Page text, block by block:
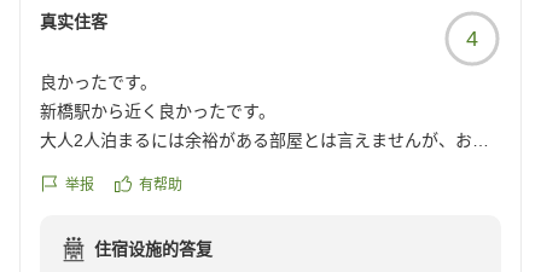
真实住客
4
良かったです。
新橋駅から近く良かったです。
大人2人泊まるには余裕がある部屋とは言えませんが、お値
また機会があれば利用したいと思います。
https://review.travel.rakuten.co.jp/hotel/voice/140984?
举报 有帮助
住宿设施的答复